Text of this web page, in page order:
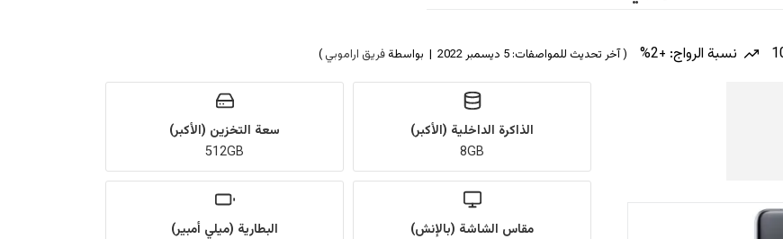
نسبة الرواج: +2% ( آخر تحديث للمواصفات: 5 ديسمبر 2022 | بواسطة فريق اراموبي )
الذاكرة الداخلية (الأكبر)
8GB
سعة التخزين (الأكبر)
512GB
مقاس الشاشة (بالإنش) البطارية (ميلي أمبير)